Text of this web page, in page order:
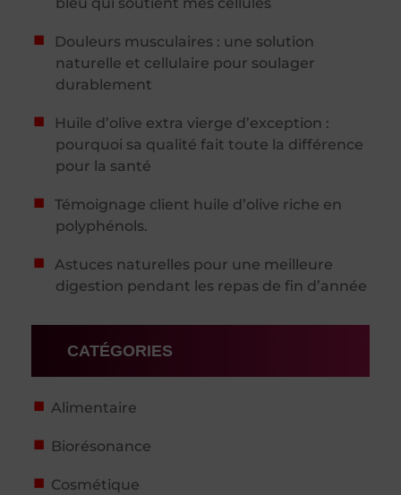
bleu qui soutient mes cellules
Douleurs musculaires : une solution
naturelle et cellulaire pour soulager
durablement
Huile d’olive extra vierge d’exception :
pourquoi sa qualité fait toute la différence
pour la santé
Témoignage client huile d’olive riche en
polyphénols.
Astuces naturelles pour une meilleure
digestion pendant les repas de fin d’année
CATÉGORIES
Alimentaire
Biorésonance
Cosmétique